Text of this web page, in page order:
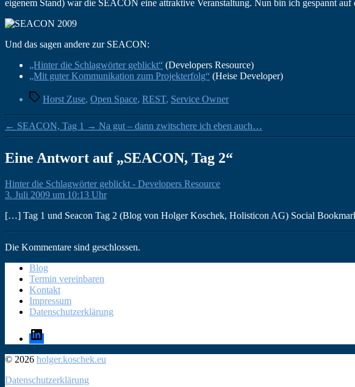
eigenem Stand) war die SEACON eine attraktive Veranstaltung. Nun bin ich gespannt
Und das sagen andere zur SEACON:
„Hinter die Schlagwörter geblickt“ (Developers Resource)
„Mit guter Kommunikation zum Projekterfolg“ (Heise Developer)
Schlagwörter
Horst Zuse, Open Space, REST, Service Owner
← SEACON, Tag 1 → Na gut – dann zwitschere ich eben auch…
Eine Antwort auf „SEACON, Tag 2“
Hinter die Schlagwörter geblickt - Developers Resourcesagt:
3. Juli 2009 um 10:13 Uhr
[…] Tag 1 und Seacon Tag 2 (Blog von Holger Koschek, Holisticon AG) Social
Die Kommentare sind geschlossen.
Blog
Termin vereinbaren
Kontakt
Impressum
Datenschutzerklärung
LinkedIn
© 2026 holger.koschek.eu
Datenschutzerklärung